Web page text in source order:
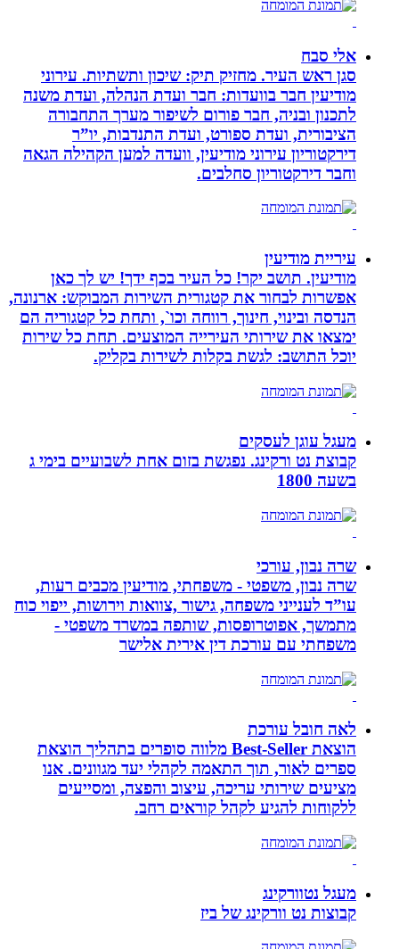
אלי סבח
סגן ראש העיר. מחזיק תיק: שיכון ותשתיות. עירוני
מודיעין חבר בוועדות: חבר ועדת הנהלה, ועדת משנה
לתכנון ובניה, חבר פורום לשיפור מערך התחבורה
הציבורית, ועדת ספורט, ועדת התנדבות, יו”ר
דירקטוריון עירוני מודיעין, וועדה למען הקהילה הגאה
וחבר דירקטוריון סחלבים.
עיריית מודיעין
מודיעין. תושב יקר! כל העיר בכף ידך! יש לך כאן
אפשרות לבחור את קטגורית השירות המבוקש: ארנונה,
הנדסה ובינוי, חינוך, רווחה וכו`, ותחת כל קטגוריה הם
ימצאו את שירותי העירייה המוצעים. תחת כל שירות
יוכל התושב: לגשת בקלות לשירות בקליק.
מעגל עוגן לעסקים
קבוצת נט ורקינג. נפגשת בזום אחת לשבועיים בימי ג
בשעה 1800
שרה נבון, עורכי
שרה נבון, משפטי - משפחתי, מודיעין מכבים רעות,
עו”ד לענייני משפחה, גישור ,צוואות וירושות, ייפוי כוח
מתמשך, אפוטרופסות, שותפה במשרד משפטי -
משפחתי עם עורכת דין אירית אלישר
לאה חובל עורכת
הוצאת Best-Seller מלווה סופרים בתהליך הוצאת
ספרים לאור, תוך התאמה לקהלי יעד מגוונים. אנו
מציעים שירותי עריכה, עיצוב והפצה, ומסייעים
ללקוחות להגיע לקהל קוראים רחב.
מעגל נטוורקינג
קבוצות נט וורקינג של ביז